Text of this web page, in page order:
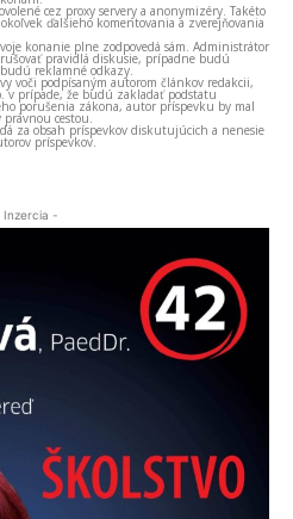
cez proxy servery a anonymizéry. Takéto
ďalšieho komentovania a zverejňovania
konanie plne zodpovedá sám. Administrátor
pravidlá diskusie, prípadne budú
reklamné odkazy.
voči podpísaným autorom článkov redakcii,
v prípade, že budú zakladať podstatu
porušenia zákona, autor príspevku by mal
cestou.
za obsah príspevkov diskutujúcich a nenesie
príspevkov.
Inzercia -